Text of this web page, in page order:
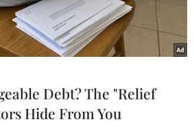
Debt? The "Relief
Hide From You